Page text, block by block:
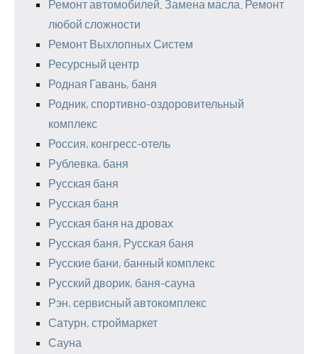
Ремонт автомобилей. Замена масла. Ремонт
любой сложности
Ремонт Выхлопных Систем
Ресурсный центр
Родная Гавань, баня
Родник, спортивно-оздоровительный
комплекс
Россия, конгресс-отель
Рублевка, баня
Русская баня
Русская баня
Русская баня на дровах
Русская баня, Русская баня
Русские бани, банный комплекс
Русский дворик, баня-сауна
Рэн, сервисный автокомплекс
Сатурн, строймаркет
Сауна